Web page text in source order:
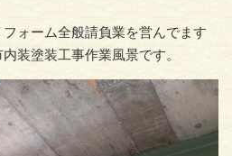
ォーム全般請負業を営んでます
装塗装工事作業風景です。